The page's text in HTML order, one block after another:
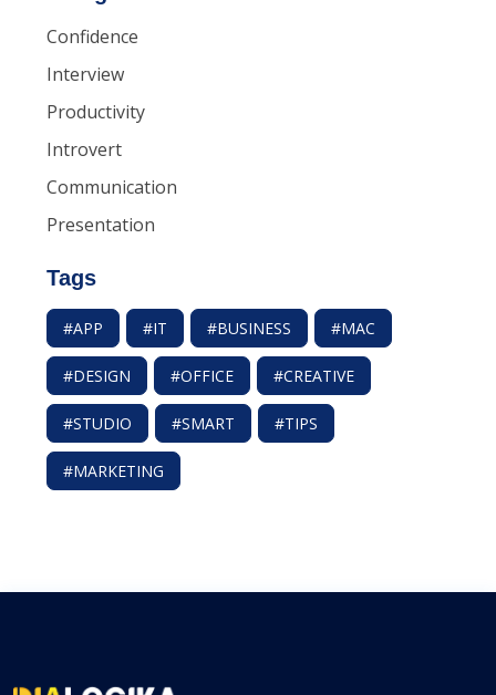
Confidence
Interview
Productivity
Introvert
Communication
Presentation
Tags
#APP #IT #BUSINESS #MAC
#DESIGN #OFFICE #CREATIVE
#STUDIO #SMART #TIPS
#MARKETING